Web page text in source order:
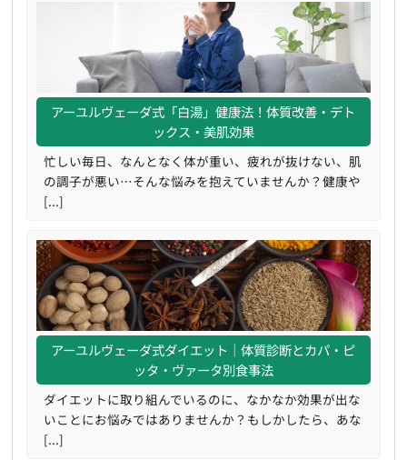
アーユルヴェーダ式「白湯」健康法！体質改善・デト
ックス・美肌効果
忙しい毎日、なんとなく体が重い、疲れが抜けない、肌
の調子が悪い…そんな悩みを抱えていませんか？健康や
[...]
アーユルヴェーダ式ダイエット｜体質診断とカパ・ピ
ッタ・ヴァータ別食事法
ダイエットに取り組んでいるのに、なかなか効果が出な
いことにお悩みではありませんか？もしかしたら、あな
[...]